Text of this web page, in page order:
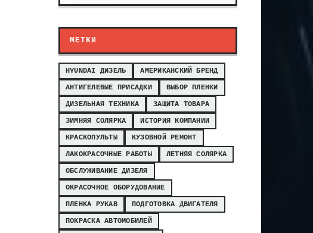
МЕТКИ
HYUNDAI ДИЗЕЛЬ
АМЕРИКАНСКИЙ БРЕНД
АНТИГЕЛЕВЫЕ ПРИСАДКИ
ВЫБОР ПЛЕНКИ
ДИЗЕЛЬНАЯ ТЕХНИКА
ЗАЩИТА ТОВАРА
ЗИМНЯЯ СОЛЯРКА
ИСТОРИЯ КОМПАНИИ
КРАСКОПУЛЬТЫ
КУЗОВНОЙ РЕМОНТ
ЛАКОКРАСОЧНЫЕ РАБОТЫ
ЛЕТНЯЯ СОЛЯРКА
ОБСЛУЖИВАНИЕ ДИЗЕЛЯ
ОКРАСОЧНОЕ ОБОРУДОВАНИЕ
ПЛЕНКА РУКАВ
ПОДГОТОВКА ДВИГАТЕЛЯ
ПОКРАСКА АВТОМОБИЛЕЙ